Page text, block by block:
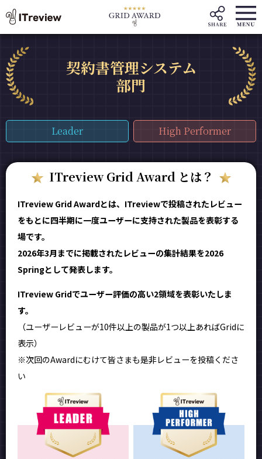
契約書管理システム
部門
Leader High Performer
ITreview Grid Award とは？
ITreview Grid Awardとは、ITreviewで投稿されたレビュー
をもとに四半期に一度ユーザーに支持された製品を表彰する
場です。
2026年3月までに掲載されたレビューの集計結果を2026
Springとして発表します。
ITreview Gridでユーザー評価の高い2領域を表彰いたしま
す。
（ユーザーレビューが10件以上の製品が1つ以上あればGridに
表示）
※次回のAwardにむけて皆さまも是非レビューを投稿くださ
い